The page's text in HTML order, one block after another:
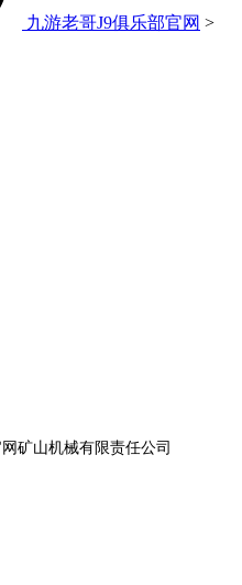
九游老哥J9俱乐部官网 >
矿山机械有限责任公司